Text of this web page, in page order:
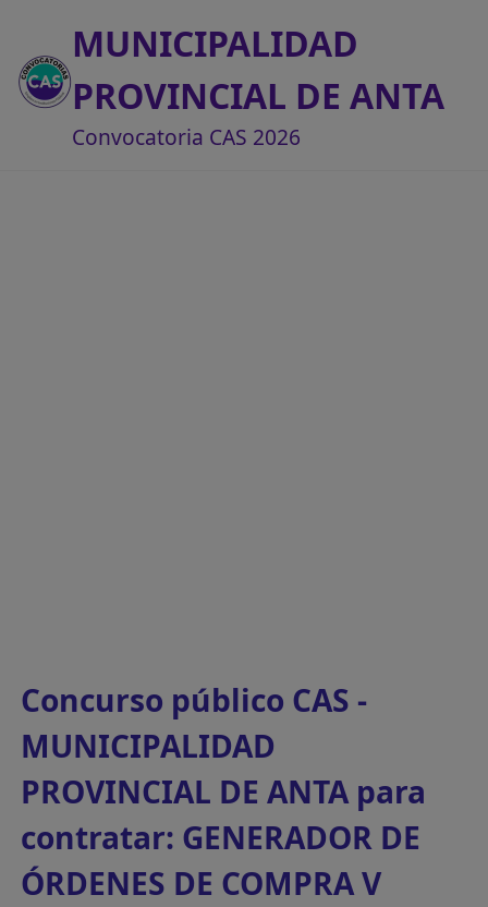
MUNICIPALIDAD
PROVINCIAL DE ANTA
Convocatoria CAS 2026
Concurso público CAS -
MUNICIPALIDAD
PROVINCIAL DE ANTA para
contratar: GENERADOR DE
ÓRDENES DE COMPRA V